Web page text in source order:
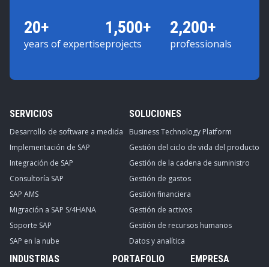
20+
years of expertise
1,500+
projects
2,200+
professionals
SERVICIOS
Desarrollo de software a medida
Implementación de SAP
Integración de SAP
Consultoría SAP
SAP AMS
Migración a SAP S/4HANA
Soporte SAP
SAP en la nube
SOLUCIONES
Business Technology Platform
Gestión del ciclo de vida del producto
Gestión de la cadena de suministro
Gestión de gastos
Gestión financiera
Gestión de activos
Gestión de recursos humanos
Datos y analítica
INDUSTRIAS PORTAFOLIO EMPRESA